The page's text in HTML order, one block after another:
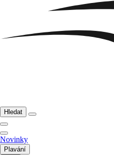
Hledat
Novinky
Plavání